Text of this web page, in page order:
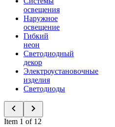
освещения
Наружное
освещение
Гибкий
неон
Светодиодный
декор
Электроустановочные
изделия
Светодиоды
Item 1 of 12